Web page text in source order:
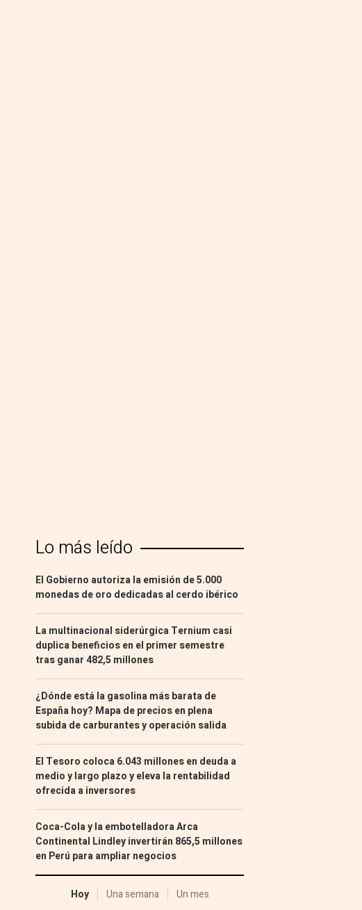
Lo más leído
El Gobierno autoriza la emisión de 5.000
monedas de oro dedicadas al cerdo ibérico
La multinacional siderúrgica Ternium casi
duplica beneficios en el primer semestre
tras ganar 482,5 millones
¿Dónde está la gasolina más barata de
España hoy? Mapa de precios en plena
subida de carburantes y operación salida
El Tesoro coloca 6.043 millones en deuda a
medio y largo plazo y eleva la rentabilidad
ofrecida a inversores
Coca-Cola y la embotelladora Arca
Continental Lindley invertirán 865,5 millones
en Perú para ampliar negocios
Hoy Una semana Un mes